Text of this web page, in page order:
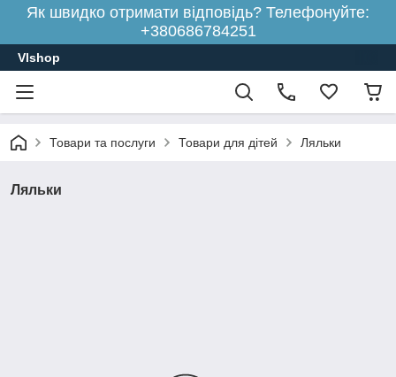
Як швидко отримати відповідь? Телефонуйте:
+380686784251
Vlshop
Товари та послуги Товари для дітей Ляльки
Ляльки